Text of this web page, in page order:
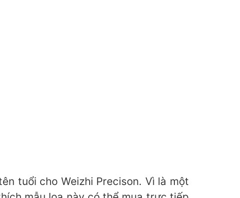
tuổi cho Weizhi Precison. Vì là một